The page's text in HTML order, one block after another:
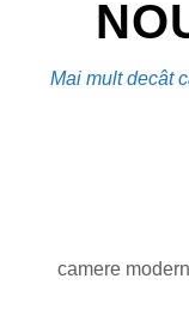
Mai mult decât
camere